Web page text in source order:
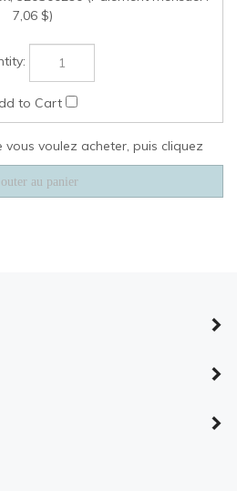
vous voulez acheter, puis cliquez